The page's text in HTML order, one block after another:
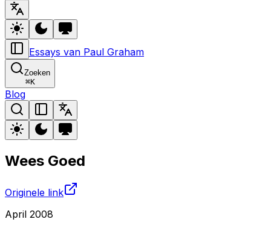
Essays van Paul Graham
Zoeken
⌘K
Blog
Wees Goed
Originele link
April 2008